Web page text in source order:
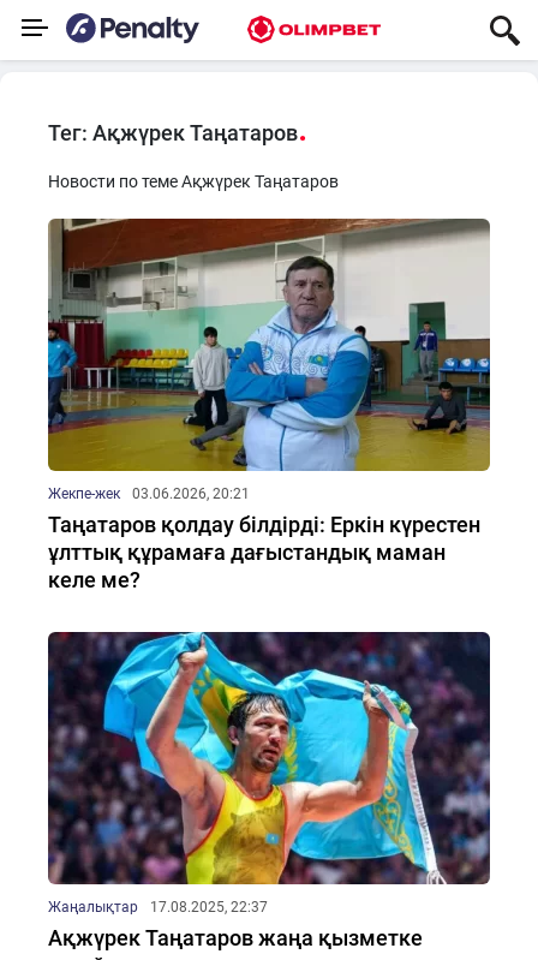
Тег: Ақжүрек Таңатаров
Новости по теме Ақжүрек Таңатаров
Жекпе-жек 03.06.2026, 20:21
Таңатаров қолдау білдірді: Еркін күрестен
ұлттық құрамаға дағыстандық маман
келе ме?
Жаңалықтар 17.08.2025, 22:37
Ақжүрек Таңатаров жаңа қызметке